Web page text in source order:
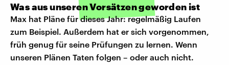
Was aus unseren Vorsätzen geworden ist
Max hat Pläne für dieses Jahr: regelmäßig Laufen
zum Beispiel. Außerdem hat er sich vorgenommen,
früh genug für seine Prüfungen zu lernen. Wenn
unseren Plänen Taten folgen – oder auch nicht.